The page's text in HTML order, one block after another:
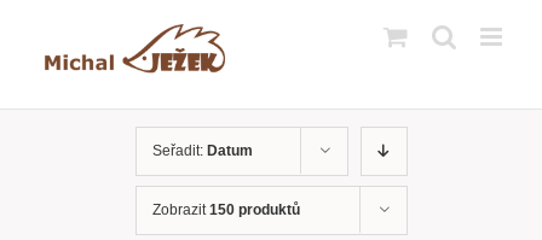
Seřadit: Datum
Zobrazit150 produktů